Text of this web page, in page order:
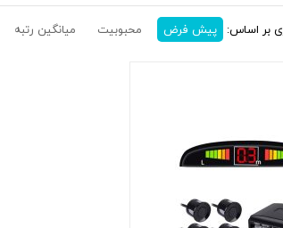
بر اساس: پیش فرض محبوبیت میانگین رتبه